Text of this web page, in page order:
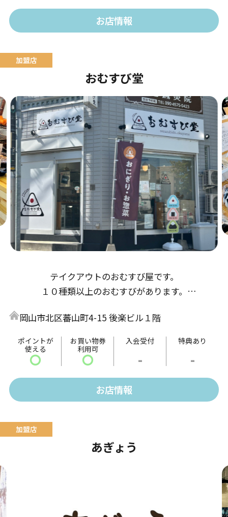
お店情報
おむすび堂
テイクアウトのおむすび屋です。
１０種類以上のおむすびがあります。
のお客様を対象に無料の土曜イベントを開催中。
お子様から大人の方まで幅広い世代のお客様にも楽し
んでいただいております。
おすすめメニュー
・しおむすび ・ほぐし鮭むすび ・焼きおにぎ
岡山市北区蕃山町4-15 後楽ビル１階
ポイントが
使える
〇
お買い物券
利用可
〇
入会受付
-
特典あり
-
お店情報
あぎょう